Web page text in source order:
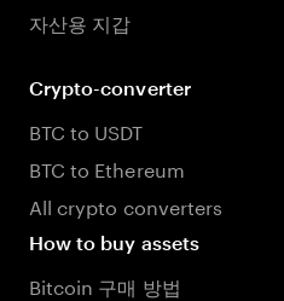
자산용 지갑
Crypto-converter
BTC to USDT
BTC to Ethereum
All crypto converters
How to buy assets
Bitcoin 구매 방법